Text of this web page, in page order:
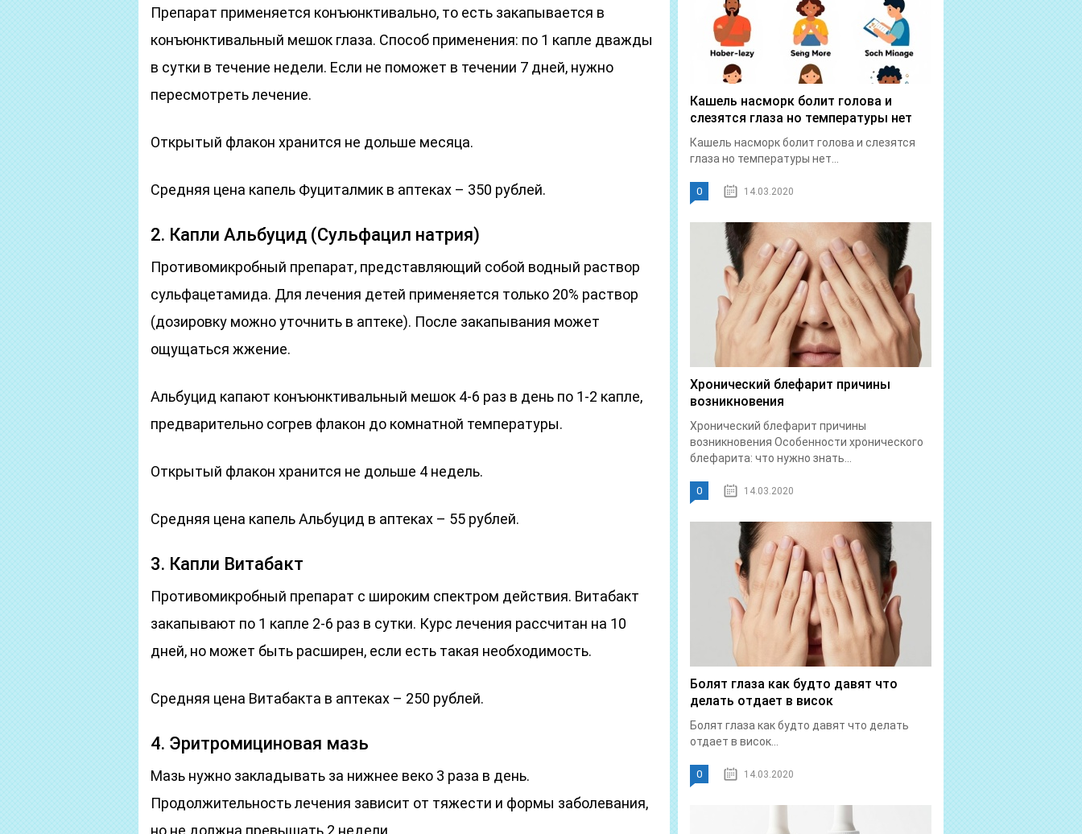
Препарат применяется конъюнктивально, то есть закапывается в
конъюнктивальный мешок глаза. Способ применения: по 1 капле дважды
в сутки в течение недели. Если не поможет в течении 7 дней, нужно
пересмотреть лечение.
Открытый флакон хранится не дольше месяца.
Средняя цена капель Фуциталмик в аптеках – 350 рублей.
2. Капли Альбуцид (Сульфацил натрия)
Противомикробный препарат, представляющий собой водный раствор
сульфацетамида. Для лечения детей применяется только 20% раствор
(дозировку можно уточнить в аптеке). После закапывания может
ощущаться жжение.
Альбуцид капают конъюнктивальный мешок 4-6 раз в день по 1-2 капле,
предварительно согрев флакон до комнатной температуры.
Открытый флакон хранится не дольше 4 недель.
Средняя цена капель Альбуцид в аптеках – 55 рублей.
3. Капли Витабакт
Противомикробный препарат с широким спектром действия. Витабакт
закапывают по 1 капле 2-6 раз в сутки. Курс лечения рассчитан на 10
дней, но может быть расширен, если есть такая необходимость.
Средняя цена Витабакта в аптеках – 250 рублей.
4. Эритромициновая мазь
Мазь нужно закладывать за нижнее веко 3 раза в день.
Продолжительность лечения зависит от тяжести и формы заболевания,
но не должна превышать 2 недели.
Кашель насморк болит голова и
слезятся глаза но температуры нет
Кашель насморк болит голова и слезятся
глаза но температуры нет...
0 14.03.2020
Хронический блефарит причины
возникновения
Хронический блефарит причины
возникновения Особенности хронического
блефарита: что нужно знать...
0 14.03.2020
Болят глаза как будто давят что
делать отдает в висок
Болят глаза как будто давят что делать
отдает в висок...
0 14.03.2020